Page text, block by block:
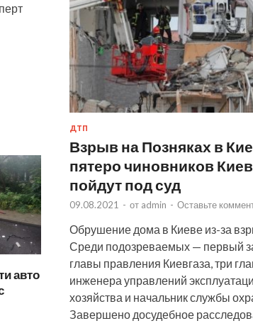
авто
ДТП
Взрыв на Позняках в
пятеро чиновников
пойдут под суд
09.08.2021 - от admin - Оставьте
Обрушение дома в Киеве из-за
Среди подозреваемых — первый
главы правления Киевгаза, три
инженера управлений
хозяйства и начальник службы
Завершено досудебное